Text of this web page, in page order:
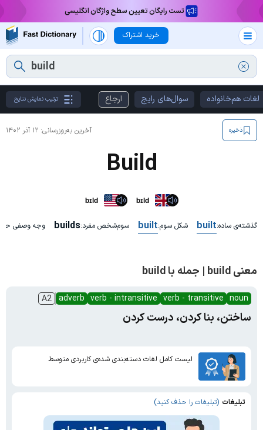
تست رایگان تعیین سطح واژگان انگلیسی
خرید اشتراک
لغات هم‌خانواده سوال‌های رایج ارجاع ترتیب نمایش نتایج
آخرین به‌روزرسانی: ۱۲ آذر ۱۴۰۲ ذخیره
Build
bɪld bɪld
گذشته‌ی ساده:built شکل سوم:built سوم‌شخص مفرد:builds وجه وصفی
معنی build | جمله با build
noun
verb - transitive
verb - intransitive
adverb
A2
ساختن، بنا کردن، درست کردن
لیست کامل لغات دسته‌بندی شده‌ی کاربردی متوسط
تبلیغات (تبلیغات را حذف کنید)